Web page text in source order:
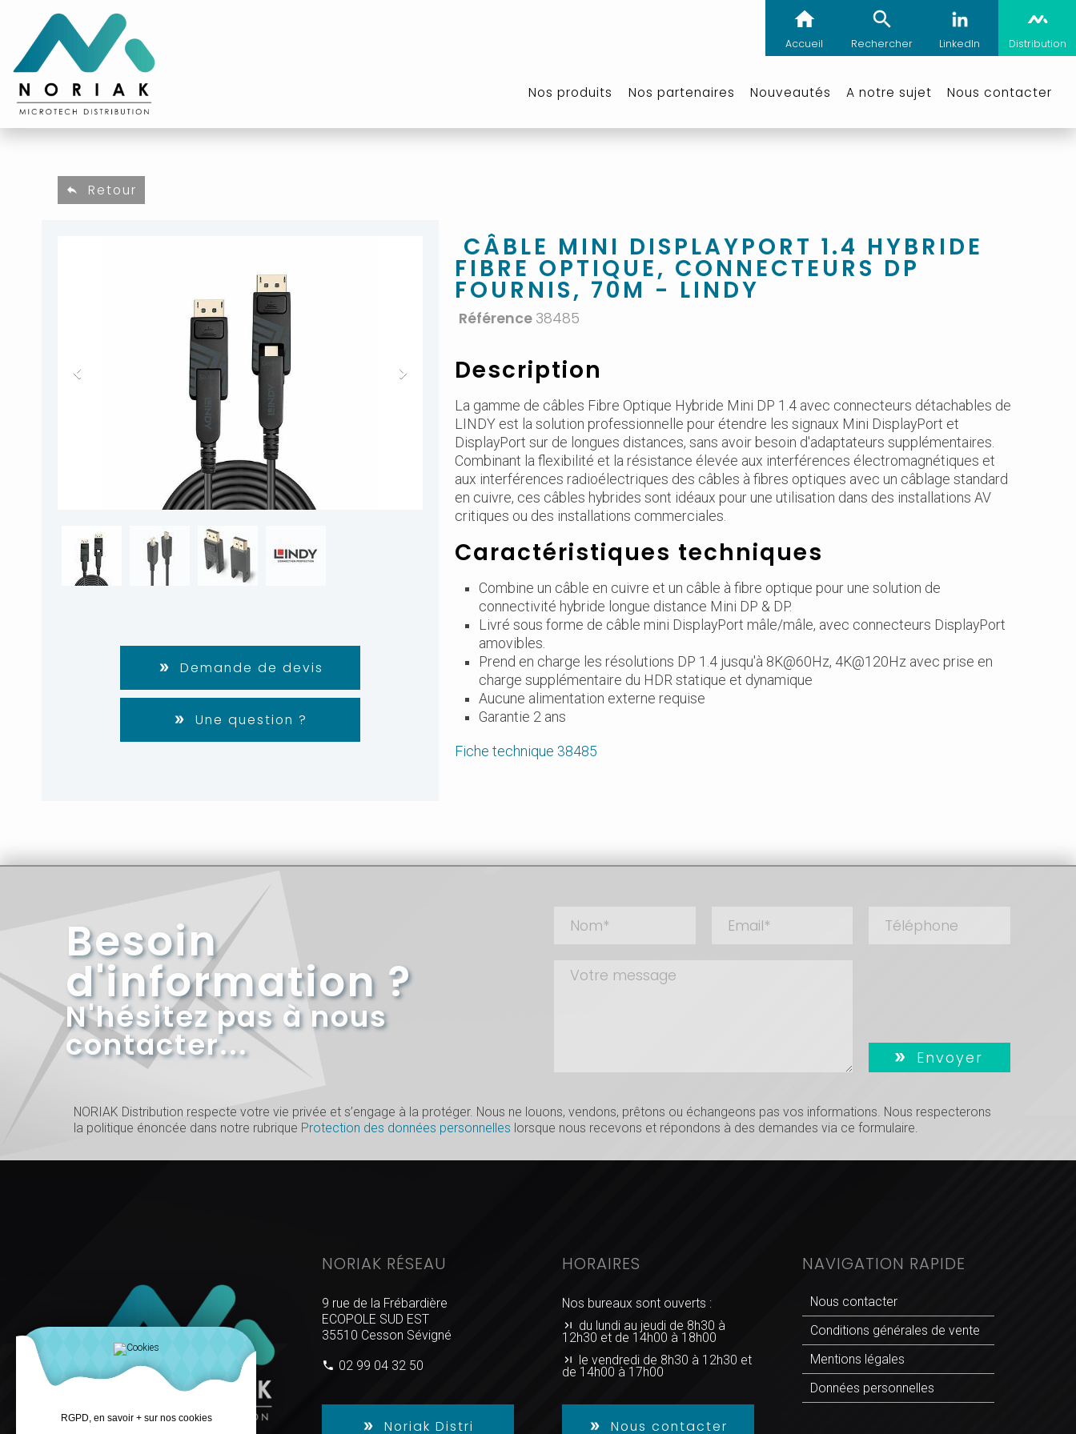
Accueil Rechercher LinkedIn Distribution
Nos produits Nos partenaires Nouveautés A notre sujet Nous contacter
Retour
Demande de devis
Une question ?
CÂBLE MINI DISPLAYPORT 1.4 HYBRIDE
FIBRE OPTIQUE, CONNECTEURS DP
FOURNIS, 70M - LINDY
Référence 38485
Description
La gamme de câbles Fibre Optique Hybride Mini DP 1.4 avec connecteurs détachables de
LINDY est la solution professionnelle pour étendre les signaux Mini DisplayPort et
DisplayPort sur de longues distances, sans avoir besoin d'adaptateurs supplémentaires.
Combinant la flexibilité et la résistance élevée aux interférences électromagnétiques et
aux interférences radioélectriques des câbles à fibres optiques avec un câblage standard
en cuivre, ces câbles hybrides sont idéaux pour une utilisation dans des installations AV
critiques ou des installations commerciales.
Caractéristiques techniques
Combine un câble en cuivre et un câble à fibre optique pour une solution de
connectivité hybride longue distance Mini DP & DP.
Livré sous forme de câble mini DisplayPort mâle/mâle, avec connecteurs DisplayPort
amovibles.
Prend en charge les résolutions DP 1.4 jusqu'à 8K@60Hz, 4K@120Hz avec prise en
charge supplémentaire du HDR statique et dynamique
Aucune alimentation externe requise
Garantie 2 ans
Fiche technique 38485
Besoin
d'information ?
N'hésitez pas à nous
contacter... Envoyer
NORIAK Distribution respecte votre vie privée et s’engage à la protéger. Nous ne louons, vendons, prêtons ou échangeons pas vos informations. Nous respecterons
la politique énoncée dans notre rubrique Protection des données personnelles lorsque nous recevons et répondons à des demandes via ce formulaire.
NORIAK RÉSEAU
9 rue de la Frébardière
ECOPOLE SUD EST
35510 Cesson Sévigné
02 99 04 32 50
Noriak Distri
HORAIRES
Nos bureaux sont ouverts :
du lundi au jeudi de 8h30 à
12h30 et de 14h00 à 18h00
le vendredi de 8h30 à 12h30 et
de 14h00 à 17h00
Nous contacter
NAVIGATION RAPIDE
Nous contacter
Conditions générales de vente
Mentions légales
Données personnelles
RGPD, en savoir + sur nos cookies